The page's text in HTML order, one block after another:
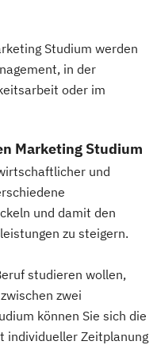
Studium werden
in der
oder im
Marketing Studium
und
und damit den
zu steigern.
studieren wollen,
zwei
können Sie sich die
individueller Zeitplanung